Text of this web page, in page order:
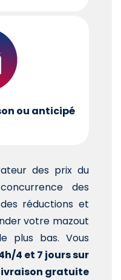
ou anticipé
des prix du
des
réductions et
votre mazout
plus bas. Vous
4 et 7 jours sur
gratuite